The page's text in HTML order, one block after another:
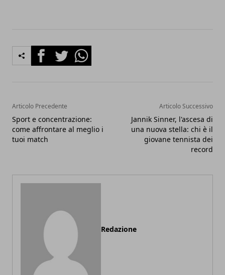
FacebookTwitterWhatsapp
Articolo Precedente
Sport e concentrazione:
come affrontare al meglio i
tuoi match
Articolo Successivo
Jannik Sinner, l'ascesa di
una nuova stella: chi è il
giovane tennista dei
record
Redazione